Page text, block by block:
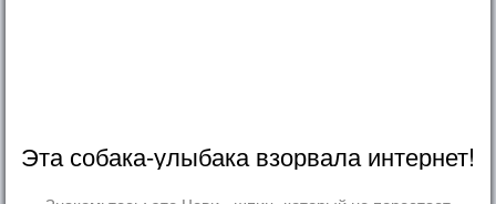
Эта собака-улыбака взорвала интернет!